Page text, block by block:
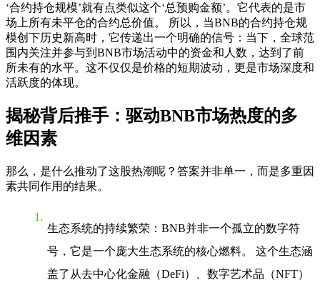
‘合约持仓规模’就有点类似这个‘总预购金额’。它代表的是市
场上所有未平仓的合约总价值。 所以，当BNB的合约持仓规
模创下历史新高时，它传递出一个明确的信号：当下，全球范
围内关注并参与到BNB市场活动中的资金和人数，达到了前
所未有的水平。这不仅仅是价格的短期波动，更是市场深度和
活跃度的体现。
揭秘背后推手：驱动BNB市场热度的多
维因素
那么，是什么推动了这股热潮呢？答案并非单一，而是多重因
素共同作用的结果。
生态系统的持续繁荣 ：BNB并非一个孤立的数字符
号，它是一个庞大生态系统的核心燃料。 这个生态涵
盖了从去中心化金融（DeFi）、数字艺术品（NFT）